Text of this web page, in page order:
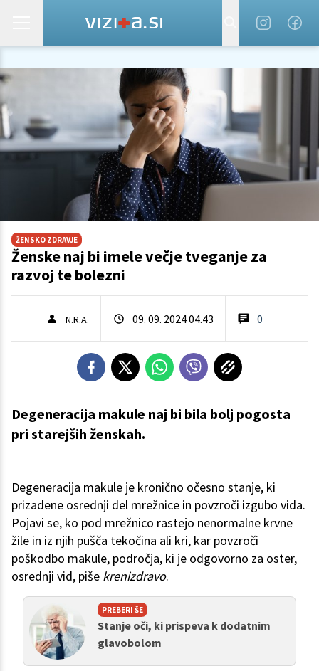
ŽENSKO ZDRAVJE
Ženske naj bi imele večje tveganje za
razvoj te bolezni
N.R.A. 09. 09. 2024 04.43 0
Degeneracija makule naj bi bila bolj pogosta
pri starejših ženskah.
Degeneracija makule je kronično očesno stanje, ki
prizadene osrednji del mrežnice in povzroči izgubo vida.
Pojavi se, ko pod mrežnico rastejo nenormalne krvne
žile in iz njih pušča tekočina ali kri, kar povzroči
poškodbo makule, področja, ki je odgovorno za oster,
osrednji vid, piše krenizdravo.
PREBERI ŠE
Stanje oči, ki prispeva k dodatnim
glavobolom